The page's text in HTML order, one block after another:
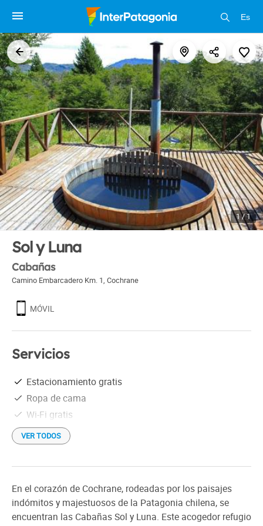
Es
1 / 1
Sol y Luna
Cabañas
Camino Embarcadero Km. 1, Cochrane
MÓVIL
Servicios
Estacionamiento gratis
Ropa de cama
Wi-Fi gratis
VER TODOS
En el corazón de Cochrane, rodeadas por los paisajes
indómitos y majestuosos de la Patagonia chilena, se
encuentran las Cabañas Sol y Luna. Este acogedor refugio